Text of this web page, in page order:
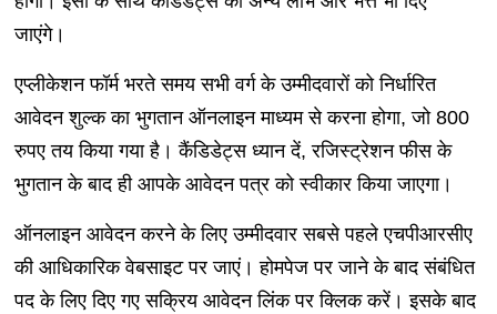
जाएंगे।
एप्लीकेशन फॉर्म भरते समय सभी वर्ग के उम्मीदवारों को निर्धारित
आवेदन शुल्क का भुगतान ऑनलाइन माध्यम से करना होगा, जो 800
रुपए तय किया गया है। कैंडिडेट्स ध्यान दें, रजिस्ट्रेशन फीस के
भुगतान के बाद ही आपके आवेदन पत्र को स्वीकार किया जाएगा।
ऑनलाइन आवेदन करने के लिए उम्मीदवार सबसे पहले एचपीआरसीए
की आधिकारिक वेबसाइट पर जाएं। होमपेज पर जाने के बाद संबंधित
पद के लिए दिए गए सक्रिय आवेदन लिंक पर क्लिक करें। इसके बाद